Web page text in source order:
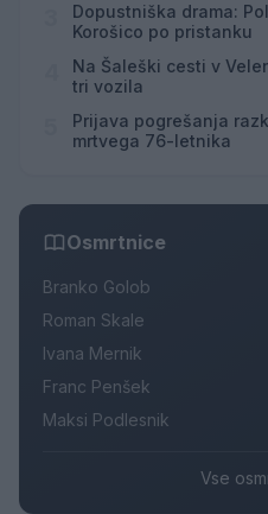
Dopustniška drama:
Korošico po pristanku
Na Šaleški cesti v
tri vozila
Prijava pogrešanja
mrtvega 76-letnika
Osmrtnice
Branko Golob
Roman Skale
Ivana Mernik
Franc Penšek
Maksi Podlesnik
Vse